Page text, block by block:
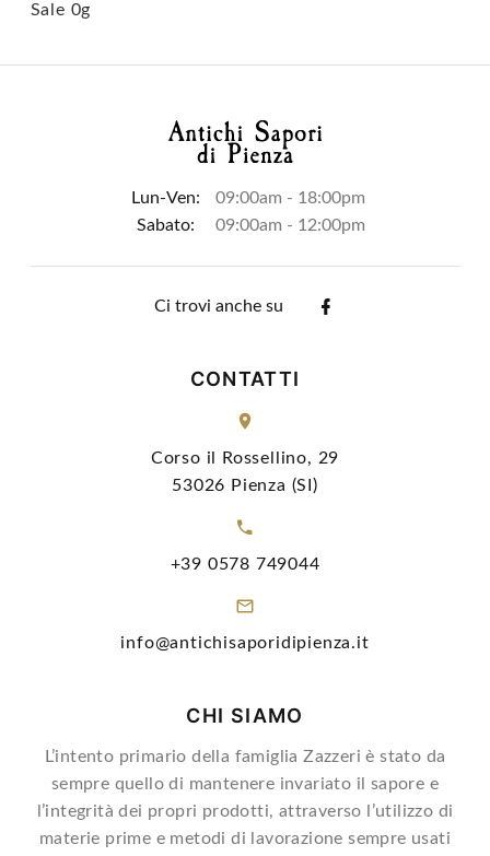
Sale 0g
Lun-Ven:
09:00am - 18:00pm
Sabato:
09:00am - 12:00pm
Ci trovi anche su
CONTATTI
Corso il Rossellino, 29
53026 Pienza (SI)
+39 0578 749044
info@antichisaporidipienza.it
CHI SIAMO
L’intento primario della famiglia Zazzeri è stato da
sempre quello di mantenere invariato il sapore e
l’integrità dei propri prodotti, attraverso l’utilizzo di
materie prime e metodi di lavorazione sempre usati